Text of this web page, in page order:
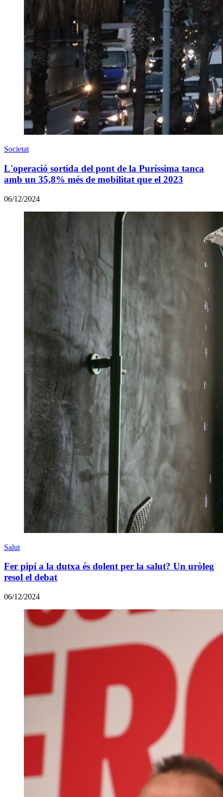
Societat
L'operació sortida del pont de la Puríssima tanca
amb un 35,8% més de mobilitat que el 2023
06/12/2024
Salut
Fer pipí a la dutxa és dolent per la salut? Un uròleg
resol el debat
06/12/2024